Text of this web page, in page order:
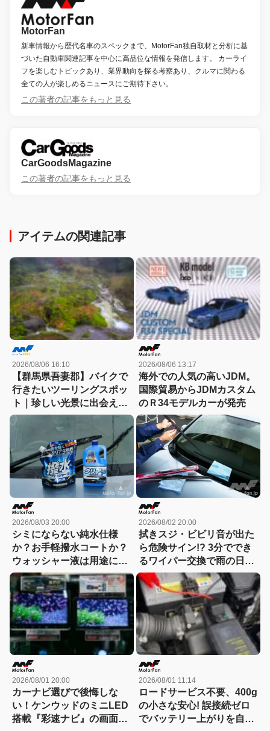
MotorFan
新車情報から歴代名車のスペックまで、MotorFan独自取材と分析に基
づいた自動車関連記事を中心に高品位な情報を発信します。 カーライ
フを楽しむトピックあり、業界動向を探る考察あり、クルマに関わる
全ての人が楽しめるニュースにご期待下さい。
この著者の記事をもっと見る
CarGoodsMagazine
この著者の記事をもっと見る
アイテムの関連記事
2026/08/06 16:10
【群馬県吾妻郡】バイクで
行きたいツーリングスポッ
ト｜珍しい光景に出会える
「チャツボミゴケ公園」
2026/08/06 13:17
海外での人気の高いJDM。
国際貿易からJDMカスタム
のＲ34モデルカーが発売
2026/08/03 20:00
シミにならない純水仕様
か？お手軽撥水コートか？
ウォッシャー液は用途に合
わせて選ぶ時代
2026/08/02 20:00
拭きスジ・ビビリ音が出た
ら危険サイン!? 3分ででき
るワイパー交換で雨の日の
視界が激変！
2026/08/01 20:00
カーナビ選びで後悔しな
い！ケンウッドのミニLED
搭載『彩速ナビ』の画面の
2026/08/01 11:14
ロードサービス不要、400g
の小さな安心! 誤接続ゼロ
でバッテリー上がりを自力